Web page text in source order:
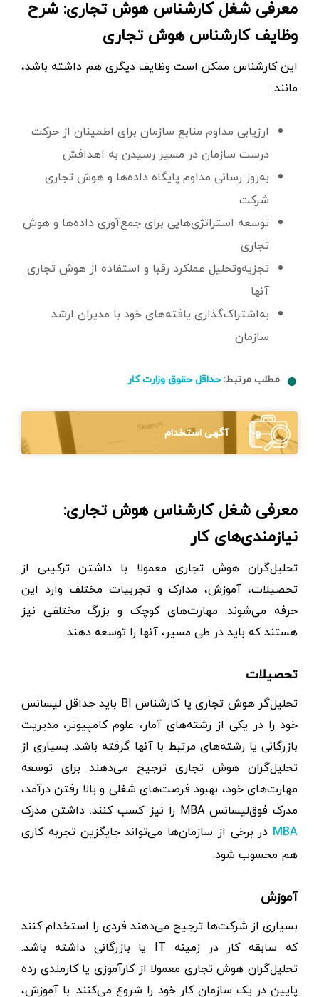
معرفی شغل کارشناس هوش تجاری: شرح
وظایف کارشناس هوش تجاری
این کارشناس ممکن است وظایف دیگری هم داشته باشد،
مانند:
ارزیابی مداوم منابع سازمان برای اطمینان از حرکت
درست سازمان در مسیر رسیدن به اهدافش
به‌روز رسانی مداوم پایگاه داده‌ها و هوش تجاری
شرکت
توسعه استراتژی‌هایی برای جمع‌آوری داده‌ها و هوش
تجاری
تجزیه‌وتحلیل عملکرد رقبا و استفاده از هوش تجاری
آنها
به‌اشتراک‌گذاری یافته‌های خود با مدیران ارشد
سازمان
مطلب مرتبط:حداقل حقوق وزارت کار
آگهی استخدام
معرفی شغل کارشناس هوش تجاری:
نیازمندی‌های کار
تحلیل‌گران هوش تجاری معمولا با داشتن ترکیبی از
تحصیلات، آموزش، مدارک و تجربیات مختلف وارد این
حرفه می‌شوند. مهارت‌های کوچک و بزرگ مختلفی نیز
هستند که باید در طی مسیر، آنها را توسعه دهند.
تحصیلات
تحلیل‌گر هوش تجاری یا کارشناس BI باید حداقل لیسانس
خود را در یکی از رشته‌های آمار، علوم کامپیوتر، مدیریت
بازرگانی یا رشته‌های مرتبط با آنها گرفته باشد. بسیاری از
تحلیل‌گران هوش تجاری ترجیح می‌دهند برای توسعه
مهارت‌های خود، بهبود فرصت‌های شغلی و بالا رفتن درآمد،
مدرک فوق‌لیسانس MBA را نیز کسب کنند. داشتن مدرک
MBA در برخی از سازمان‌ها می‌تواند جایگزین تجربه کاری
هم محسوب شود.
آموزش
بسیاری از شرکت‌ها ترجیح می‌دهند فردی را استخدام کنند
که سابقه کار در زمینه IT یا بازرگانی داشته باشد.
تحلیل‌گران هوش تجاری معمولا از کارآموزی یا کارمندی رده
پایین در یک سازمان کار خود را شروع می‌کنند. با آموزش،